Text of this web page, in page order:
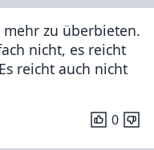
mehr zu überbieten.
nicht, es reicht
reicht auch nicht
0